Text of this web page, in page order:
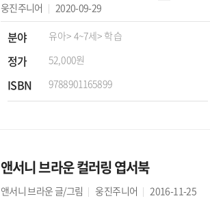
웅진주니어
2020-09-29
분야 유아> 4~7세> 학습
정가 52,000원
ISBN 9788901165899
앤서니 브라운 컬러링 엽서북
앤서니 브라운 글/그림 웅진주니어 2016-11-25